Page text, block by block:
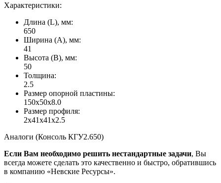
Характеристики:
Длина (L), мм:
650
Ширина (А), мм:
41
Высота (В), мм:
50
Толщина:
2.5
Размер опорной пластины:
150x50x8.0
Размер профиля:
2x41x41x2.5
Аналоги (Консоль КГУ2.650)
Если Вам необходимо решить нестандартные задачи, Вы
всегда можете сделать это качественно и быстро, обратившись
в компанию «Невские Ресурсы».